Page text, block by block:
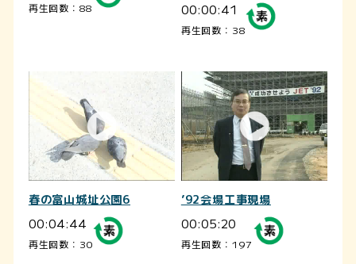
再生回数：88 00:00:41
再生回数：38
春の富山城址公園6
00:04:44
再生回数：30
’92会場工事現場
00:05:20
再生回数：197